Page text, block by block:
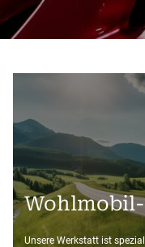
Unsere Werkstatt ist